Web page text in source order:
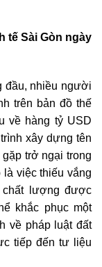
tế Sài Gòn ngày
đầu, nhiều người
trên bản đồ thế
về hàng tỷ USD
xây dựng tên
trở ngại trong
việc thiếu vắng
lượng được
khắc phục một
về pháp luật đất
tiếp đến tư liệu